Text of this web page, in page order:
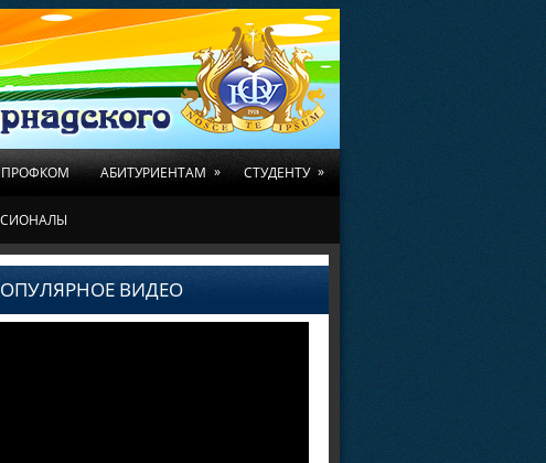
ПРОФКОМ АБИТУРИЕНТАМ » СТУДЕНТУ »
ВИДЕО